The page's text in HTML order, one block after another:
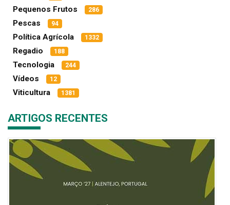
Pequenos Frutos 286
Pescas 94
Política Agrícola 1332
Regadio 188
Tecnologia 244
Vídeos 12
Viticultura 1381
ARTIGOS RECENTES